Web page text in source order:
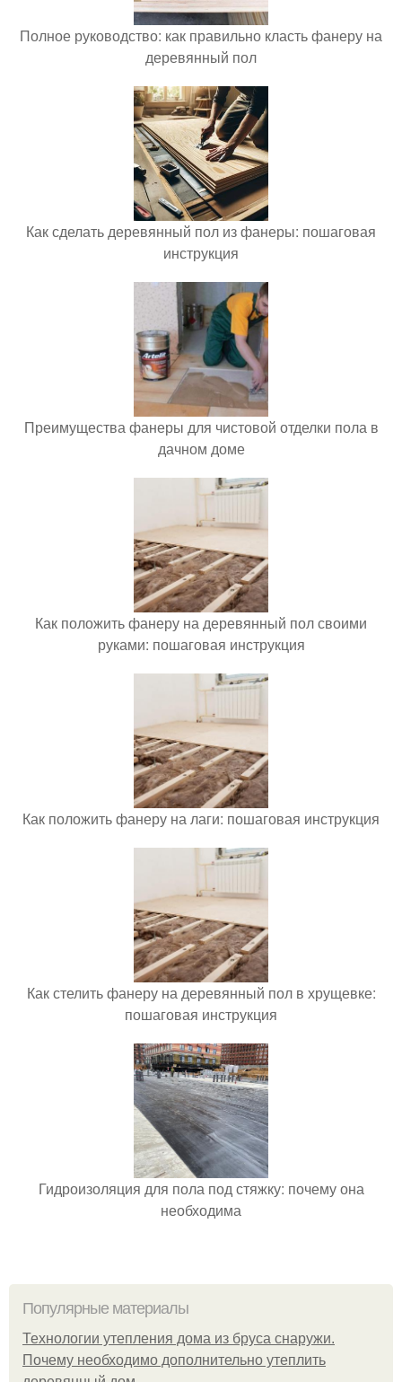
Полное руководство: как правильно класть фанеру на
деревянный пол
Как сделать деревянный пол из фанеры: пошаговая
инструкция
Преимущества фанеры для чистовой отделки пола в
дачном доме
Как положить фанеру на деревянный пол своими
руками: пошаговая инструкция
Как положить фанеру на лаги: пошаговая инструкция
Как стелить фанеру на деревянный пол в хрущевке:
пошаговая инструкция
Гидроизоляция для пола под стяжку: почему она
необходима
Популярные материалы
Технологии утепления дома из бруса снаружи.
Почему необходимо дополнительно утеплить